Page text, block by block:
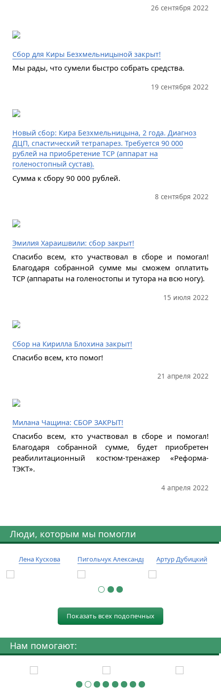
26 сентября 2022
Сбор для Киры Безхмельницыной закрыт!
Мы рады, что сумели быстро собрать средства.
19 сентября 2022
Новый сбор: Кира Безхмельницына, 2 года. Диагноз
ДЦП, спастический тетрапарез. Требуется 90 000
рублей на приобретение ТСР (аппарат на
голеностопный сустав).
Сумма к сбору 90 000 рублей.
8 сентября 2022
Эмилия Хараишвили: сбор закрыт!
Спасибо всем, кто участвовал в сборе и помогал!
Благодаря собранной сумме мы сможем оплатить
ТСР (аппараты на голеностопы и тутора на всю ногу).
15 июля 2022
Сбор на Кирилла Блохина закрыт!
Спасибо всем, кто помог!
21 апреля 2022
Милана Чащина: СБОР ЗАКРЫТ!
Спасибо всем, кто участвовал в сборе и помогал!
Благодаря собранной сумме, будет приобретен
реабилитационный костюм-тренажер «Реформа-
ТЭКТ».
4 апреля 2022
Люди, которым мы помогли
Лена Кускова Пигольчук Александр Артур Дубицкий
Показать всех подопечных
Нам помогают: